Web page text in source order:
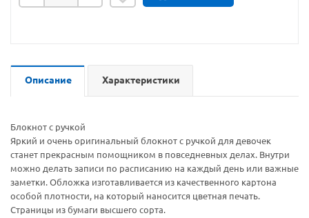
Описание Характеристики
Блокнот с ручкой
Яркий и очень оригинальный блокнот с ручкой для девочек
станет прекрасным помощником в повседневных делах. Внутри
можно делать записи по расписанию на каждый день или важные
заметки. Обложка изготавливается из качественного картона
особой плотности, на который наносится цветная печать.
Страницы из бумаги высшего сорта.